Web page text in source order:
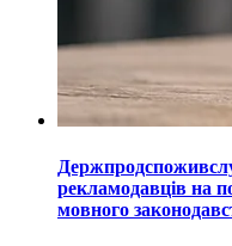
рекламодавців на
мовного